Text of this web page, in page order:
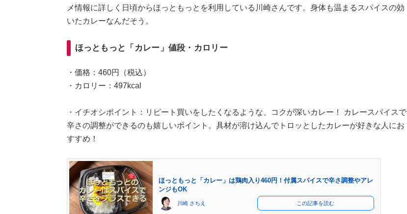
メ情報に詳しく日頃からほっともっとを利用している川崎さんです。身体も温まるスパイスの効
いたカレーなんだそう。
ほっともっと「カレー」値段・カロリー
・価格：460円（税込）
・カロリー：497kcal
・イチオシポイント：リピート買いをしたくなるような、コクが深いカレー！ カレースパイスで
辛さの調整ができるのも嬉しいポイント。具材が溶け込んでトロッとしたカレーが好きな人にお
すすめ！
ほっともっと「カレー」は鶏肉入り460円！付属スパイスで辛さ調整やアレ
ンジもOK
川崎 さちえ この記事を読む